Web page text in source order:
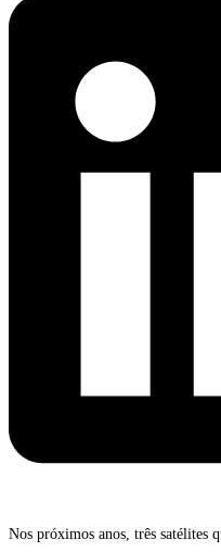
Nos próximos anos, três satélites